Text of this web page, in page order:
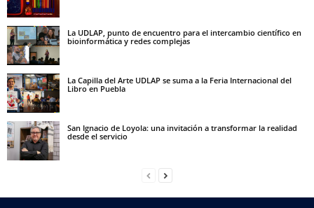
La UDLAP, punto de encuentro para el intercambio científico en
bioinformática y redes complejas
La Capilla del Arte UDLAP se suma a la Feria Internacional del
Libro en Puebla
San Ignacio de Loyola: una invitación a transformar la realidad
desde el servicio